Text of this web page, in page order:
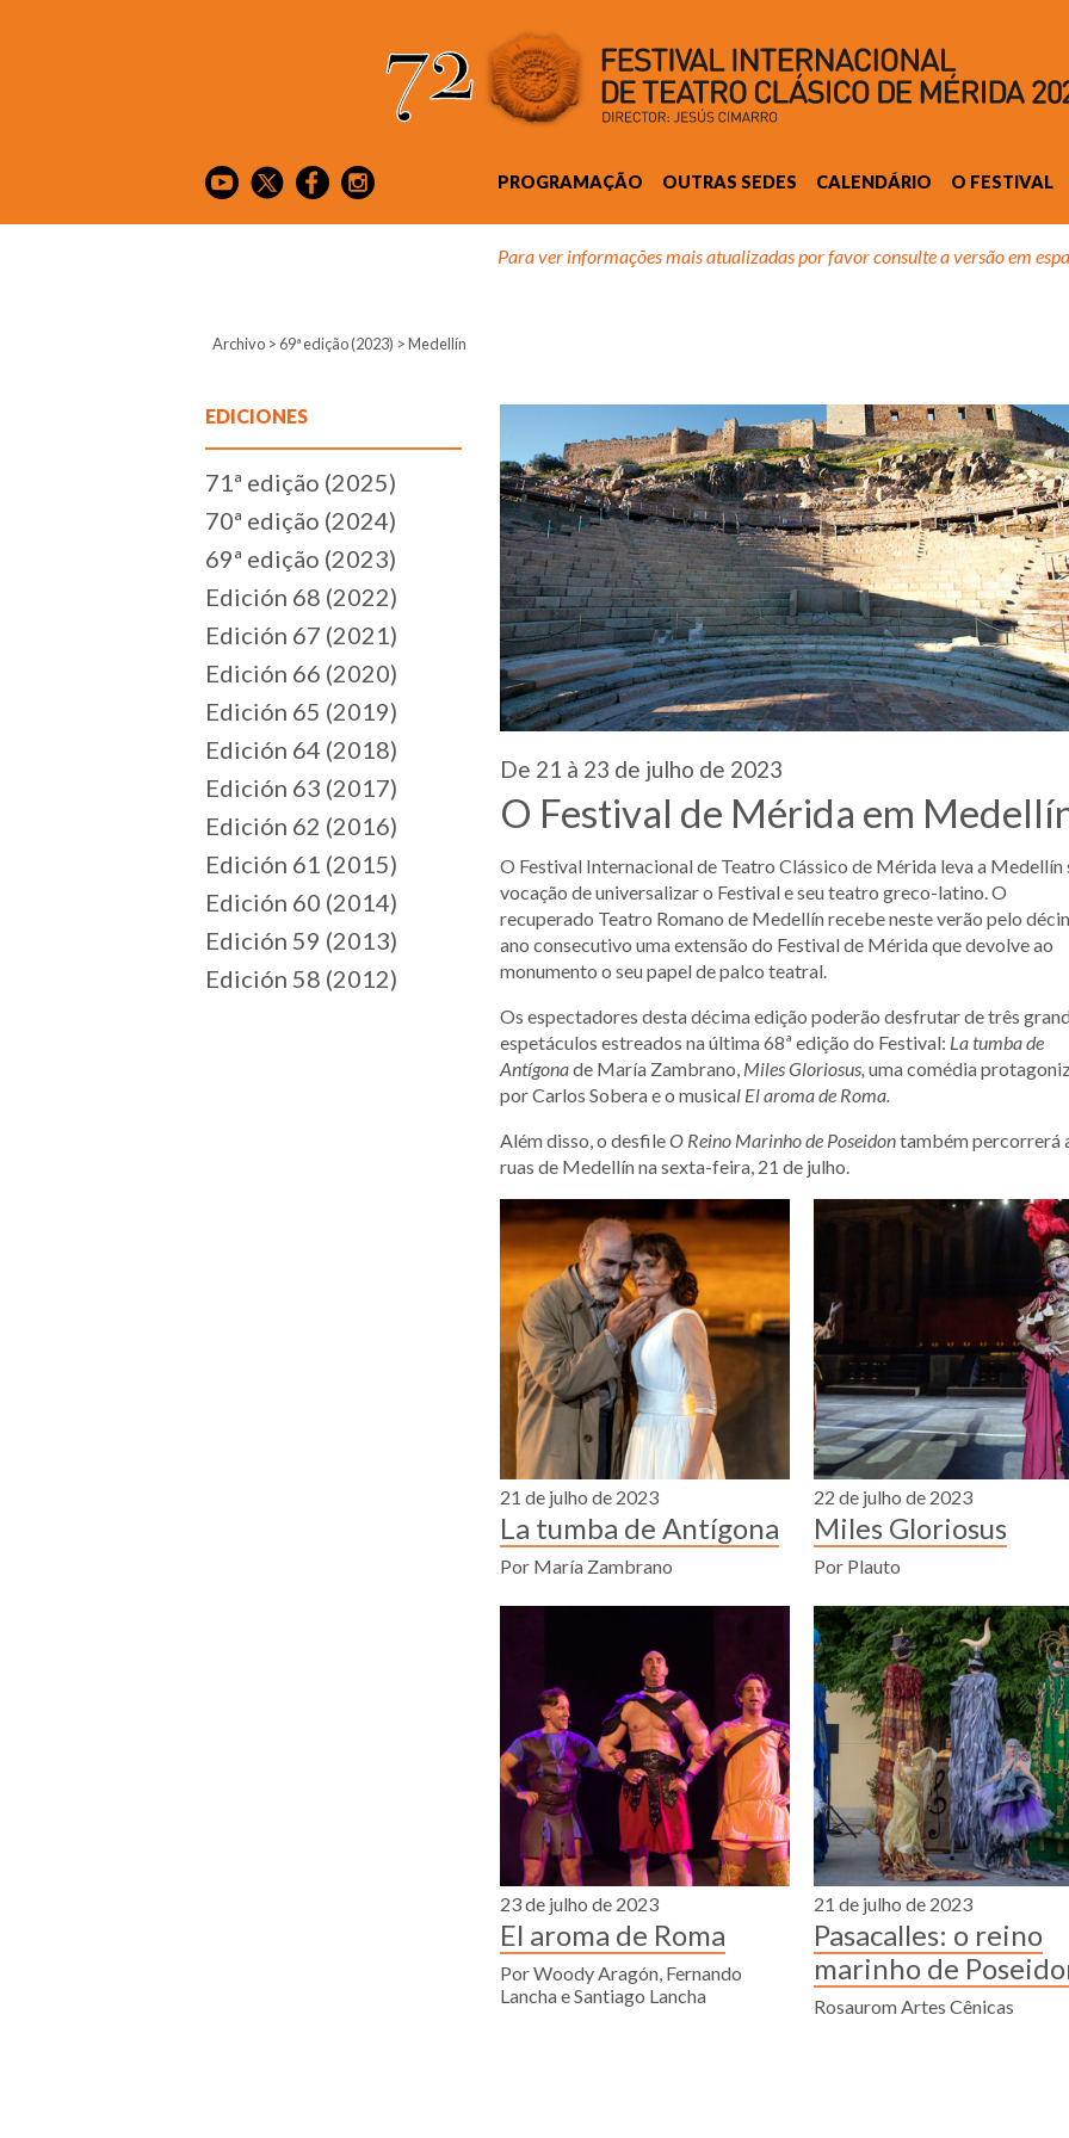
PROGRAMAÇÃO OUTRAS SEDES CALENDÁRIO O FESTIVAL
Para ver informações mais atualizadas por favor consulte a versão em
Archivo > 69ª edição (2023) >Medellín
EDICIONES
71ª edição (2025)
70ª edição (2024)
69ª edição (2023)
Edición 68 (2022)
Edición 67 (2021)
Edición 66 (2020)
Edición 65 (2019)
Edición 64 (2018)
Edición 63 (2017)
Edición 62 (2016)
Edición 61 (2015)
Edición 60 (2014)
Edición 59 (2013)
Edición 58 (2012)
De 21 à 23 de julho de 2023
O Festival de Mérida em
O Festival Internacional de Teatro Clássico de Mérida leva a Medellín
vocação de universalizar o Festival e seu teatro greco-latino. O
recuperado Teatro Romano de Medellín recebe neste verão pelo
ano consecutivo uma extensão do Festival de Mérida que devolve ao
monumento o seu papel de palco teatral.
Os espectadores desta décima edição poderão desfrutar de três
espetáculos estreados na última 68ª edição do Festival: La tumba de
Antígonade María Zambrano, Miles Gloriosus, uma comédia
por Carlos Sobera e o musical El aroma de Roma.
Além disso, o desfileO Reino Marinho de Poseidontambém percorrerá
ruas de Medellín na sexta-feira, 21 de julho.
21 de julho de 2023
La tumba de Antígona
Por María Zambrano
22 de julho de 2023
Miles Gloriosus
Por Plauto
23 de julho de 2023
El aroma de Roma
Por Woody Aragón, Fernando
Lancha e Santiago Lancha
21 de julho de 2023
Pasacalles: o reino
marinho de
Rosaurom Artes Cênicas